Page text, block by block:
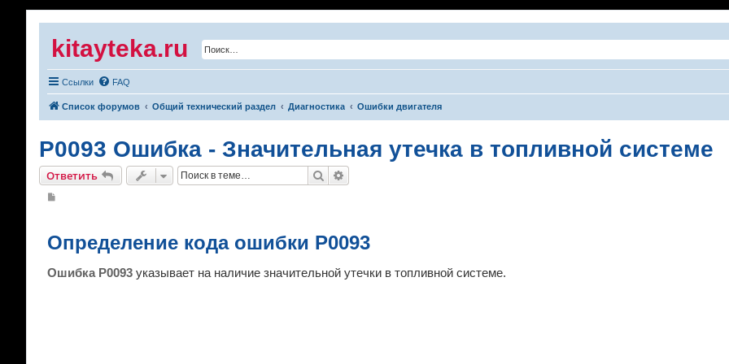
kitayteka.ru
Ссылки FAQ
Список форумов Общий технический раздел Диагностика Ошибки двигателя
P0093 Ошибка - Значительная утечка в топливной системе
Ответить Поиск
щ
е
е
Определение кода ошибки P0093
Ошибка P0093 указывает на наличие значительной утечки в топливной системе.